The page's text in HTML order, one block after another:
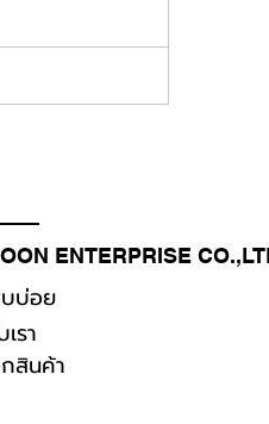
ENTERPRISE
บ่อย
รา
สินค้า